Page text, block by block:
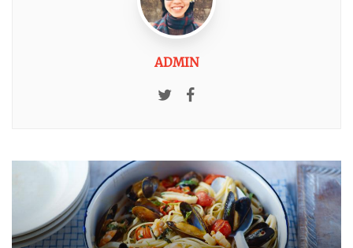
ADMIN
Twitter